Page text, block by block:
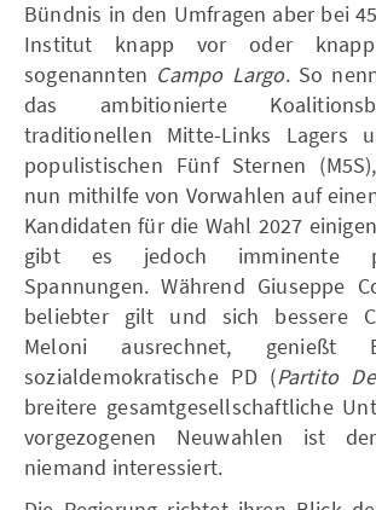
Bündnis in den Umfragen aber bei
Institut knapp vor oder
sogenannten Campo Largo. So
das ambitionierte
traditionellen Mitte-Links Lagers
populistischen Fünf Sternen
nun mithilfe von Vorwahlen auf
Kandidaten für die Wahl 2027
gibt es jedoch imminente
Spannungen. Während Giuseppe
beliebter gilt und sich bessere
Meloni ausrechnet, genießt
sozialdemokratische PD (Partito
breitere gesamtgesellschaftliche
vorgezogenen Neuwahlen ist
niemand interessiert.